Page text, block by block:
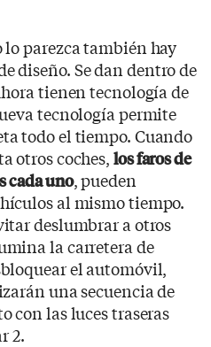
parezca también hay
diseño. Se dan dentro de
tienen tecnología de
tecnología permite
todo el tiempo. Cuando
otros coches, los faros de
cada uno, pueden
al mismo tiempo.
deslumbrar a otros
la carretera de
el automóvil,
una secuencia de
con las luces traseras
2.